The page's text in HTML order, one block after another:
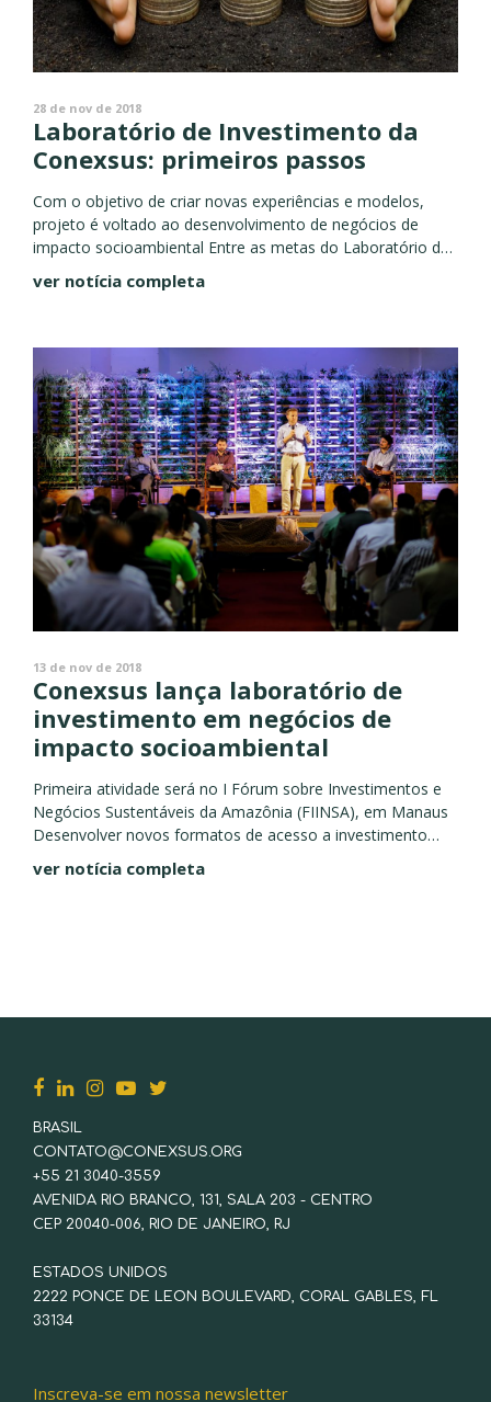
28 de nov de 2018
Laboratório de Investimento da
Conexsus: primeiros passos
Com o objetivo de criar novas experiências e modelos,
projeto é voltado ao desenvolvimento de negócios de
impacto socioambiental Entre as metas do Laboratório de
Conexsus - Instituto...
ver notícia completa
13 de nov de 2018
Conexsus lança laboratório de
investimento em negócios de
impacto socioambiental
Primeira atividade será no I Fórum sobre Investimentos e
Negócios Sustentáveis da Amazônia (FIINSA), em Manaus
Desenvolver novos formatos de acesso a investimento
recursos e criar fundos de...
ver notícia completa
BRASIL
CONTATO@CONEXSUS.ORG
+55 21 3040-3559
AVENIDA RIO BRANCO, 131, SALA 203 - CENTRO
CEP 20040-006, RIO DE JANEIRO, RJ
ESTADOS UNIDOS
2222 PONCE DE LEON BOULEVARD, CORAL GABLES, FL
33134
Inscreva-se em nossa newsletter